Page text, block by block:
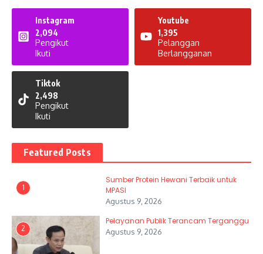
Instagram
2,094
Pengikut
Ikuti
Youtube
1,395
Pelanggan
Berlangganan
Tiktok
2,498
Pengikut
Ikuti
Featured Posts
1
Sumber Protein Hewani Terbaik untuk
MPASI
Agustus 9, 2026
2
Pelayanan Publik Terancam Terganggu
Agustus 9, 2026